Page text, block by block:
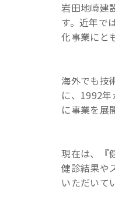
岩田地崎建
す。近年で
化事業にと
海外でも技
に、1992
に事業を展
現在は、『
健診結果や
いただいて